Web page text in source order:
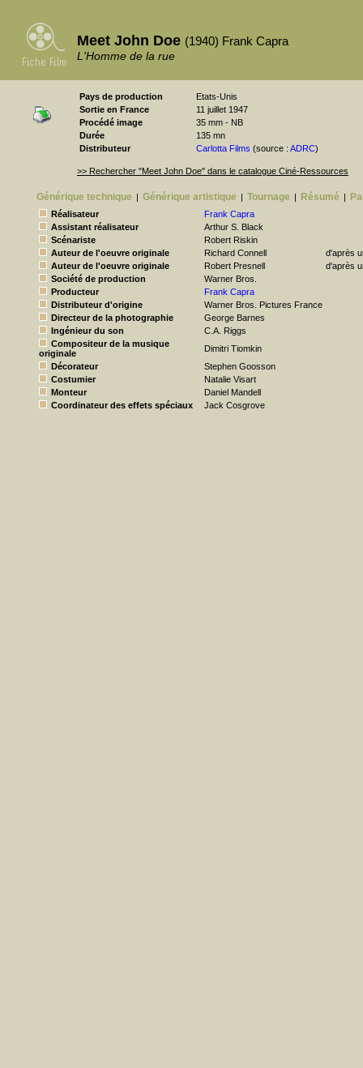
Meet John Doe (1940) Frank Capra
L'Homme de la rue
Pays de production
Etats-Unis
Sortie en France
11 juillet 1947
Procédé image
35 mm - NB
Durée
135 mn
Distributeur
Carlotta Films (source : ADRC)
>> Rechercher "Meet John Doe" dans le catalogue Ciné-Ressources
Générique technique | Générique artistique | Tournage | Résumé |
Réalisateur
Frank Capra
Assistant réalisateur
Arthur S. Black
Scénariste
Robert Riskin
Auteur de l'oeuvre originale
Richard Connell
d'après
Auteur de l'oeuvre originale
Robert Presnell
d'après
Société de production
Warner Bros.
Producteur
Frank Capra
Distributeur d'origine
Warner Bros. Pictures France
Directeur de la photographie
George Barnes
Ingénieur du son
C.A. Riggs
Compositeur de la musique
originale
Dimitri Tiomkin
Décorateur
Stephen Goosson
Costumier
Natalie Visart
Monteur
Daniel Mandell
Coordinateur des effets spéciaux
Jack Cosgrove